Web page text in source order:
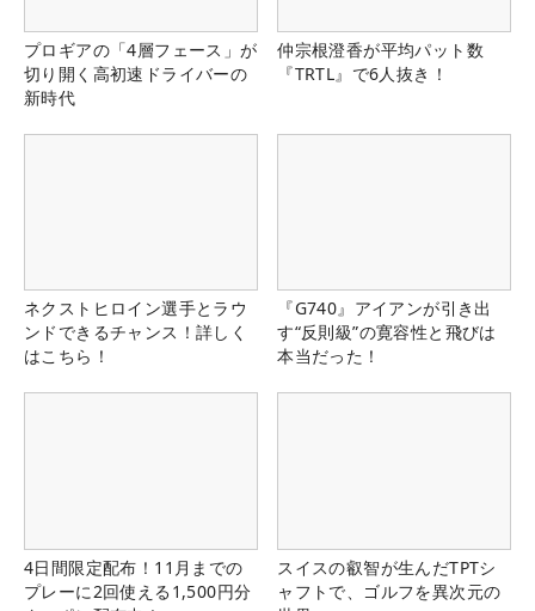
プロギアの「4層フェース」が
切り開く高初速ドライバーの
新時代
仲宗根澄香が平均パット数
『TRTL』で6人抜き！
ネクストヒロイン選手とラウ
ンドできるチャンス！詳しく
はこちら！
『G740』アイアンが引き出
す“反則級”の寛容性と飛びは
本当だった！
4日間限定配布！11月までの
プレーに2回使える1,500円分
スイスの叡智が生んだTPTシ
ャフトで、ゴルフを異次元の